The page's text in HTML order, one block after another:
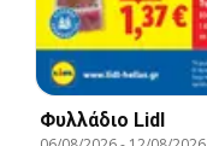
Φυλλάδιο Lidl